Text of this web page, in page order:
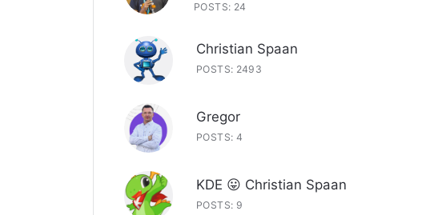
POSTS: 24
Christian Spaan
POSTS: 2493
Gregor
POSTS: 4
KDE 😛 Christian Spaan
POSTS: 9